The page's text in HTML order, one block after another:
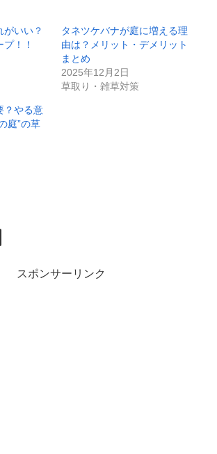
がいい？
！！
タネツケバナが庭に増える理
由は？メリット・デメリット
まとめ
2025年12月2日
草取り・雑草対策
？やる意
庭”の草
スポンサーリンク